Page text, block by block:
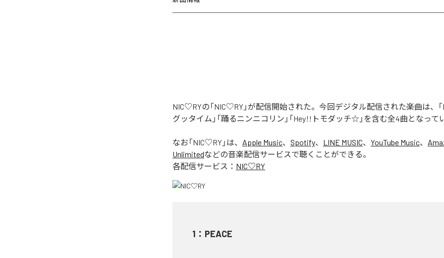
NIC♡RYの「NIC♡RY」が配信開始された。今回デジタル配信された楽曲は、「
グッタイム」「踊るニンニコリン」「Hey!!トモダッチ☆」を含む全4曲となって
なお「NIC♡RY 」は、 Apple Music、 Spotify、 LINE MUSIC、 YouTube Music、
Unlimitedなどの音楽配信サービスで聴くことができる。
各配信サービス： NIC♡RY
1 ： PEACE